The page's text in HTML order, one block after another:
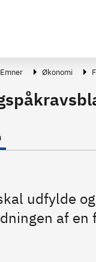
Emner Økonomi
udfylde
af en